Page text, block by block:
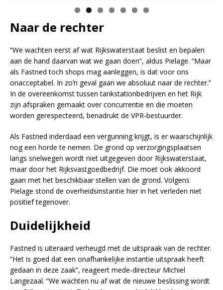
Naar de rechter
“We wachten eerst af wat Rijkswaterstaat beslist en bepalen
aan de hand daarvan wat we gaan doen”, aldus Pielage. “Maar
als Fastned toch shops mag aanleggen, is dat voor ons
onacceptabel. In zo’n geval gaan we absoluut naar de rechter.”
In de overeenkomst tussen tankstationbedrijven en het Rijk
zijn afspraken gemaakt over concurrentie en die moeten
worden gerespecteerd, benadrukt de VPR-bestuurder.
Als Fastned inderdaad een vergunning krijgt, is er waarschijnlijk
nog een horde te nemen. De grond op verzorgingsplaatsen
langs snelwegen wordt niet uitgegeven door Rijkswaterstaat,
maar door het Rijksvastgoedbedrijf. Die moet ook akkoord
gaan met het beschikbaar stellen van de grond. Volgens
Pielage stond de overheidsinstantie hier in het verleden niet
positief tegenover.
Duidelijkheid
Fastned is uiteraard verheugd met de uitspraak van de rechter.
“Het is goed dat een onafhankelijke instantie uitspraak heeft
gedaan in deze zaak”, reageert mede-directeur Michiel
Langezaal. “We wachten nu af wat de nieuwe beslissing wordt